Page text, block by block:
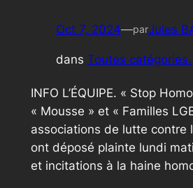
Oct 7, 2024—parJules
dans Toutes catégories.
INFO L’ÉQUIPE. « Stop
« Mousse » et « Familles
associations de lutte contre
ont déposé plainte lundi
et incitations à la haine